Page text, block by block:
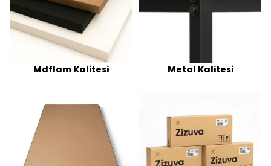
Mdflam Kalitesi Metal Kalitesi